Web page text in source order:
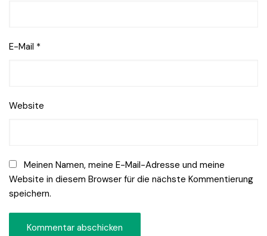
E-Mail *
Website
Meinen Namen, meine E-Mail-Adresse und meine
Website in diesem Browser für die nächste Kommentierung
speichern.